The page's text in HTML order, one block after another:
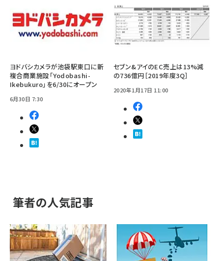
ヨドバシカメラが池袋駅東口に新
複合商業施設「Yodobashi-
Ikebukuro」を6/30にオープン
6月30日 7:30
セブン&アイのEC売上は13%減
の736億円［2019年度3Q］
2020年1月17日 11:00
筆者の人気記事